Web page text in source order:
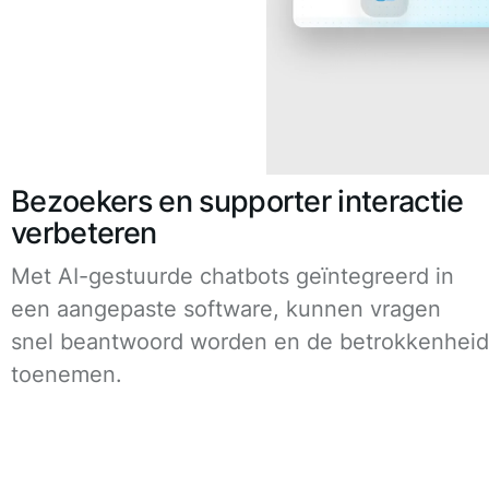
Bezoekers en supporter interactie
verbeteren
Met AI-gestuurde chatbots geïntegreerd in
een aangepaste software, kunnen vragen
snel beantwoord worden en de betrokkenheid
toenemen.